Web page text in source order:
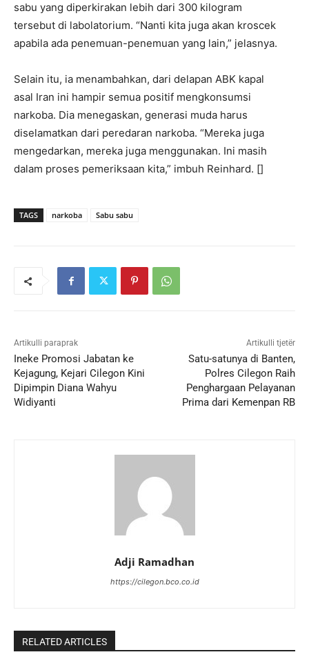
sabu yang diperkirakan lebih dari 300 kilogram
tersebut di labolatorium. “Nanti kita juga akan kroscek
apabila ada penemuan-penemuan yang lain,” jelasnya.
Selain itu, ia menambahkan, dari delapan ABK kapal
asal Iran ini hampir semua positif mengkonsumsi
narkoba. Dia menegaskan, generasi muda harus
diselamatkan dari peredaran narkoba. “Mereka juga
mengedarkan, mereka juga menggunakan. Ini masih
dalam proses pemeriksaan kita,” imbuh Reinhard. []
TAGS narkoba Sabu sabu
Artikulli paraprak
Ineke Promosi Jabatan ke
Kejagung, Kejari Cilegon Kini
Dipimpin Diana Wahyu
Widiyanti
Artikulli tjetër
Satu-satunya di Banten,
Polres Cilegon Raih
Penghargaan Pelayanan
Prima dari Kemenpan RB
Adji Ramadhan
https://cilegon.bco.co.id
RELATED ARTICLES